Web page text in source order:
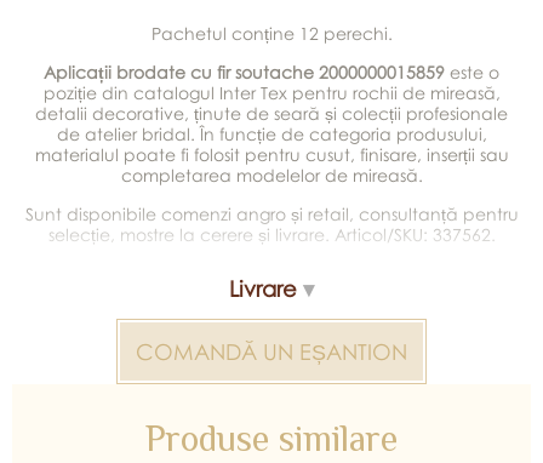
Pachetul conține 12 perechi.
Aplicații brodate cu fir soutache 2000000015859 este o
poziție din catalogul Inter Tex pentru rochii de mireasă,
detalii decorative, ținute de seară și colecții profesionale
de atelier bridal. În funcție de categoria produsului,
materialul poate fi folosit pentru cusut, finisare, inserții sau
completarea modelelor de mireasă.
Sunt disponibile comenzi angro și retail, consultanță pentru
selecție, mostre la cerere și livrare. Articol/SKU: 337562.
Livrare
COMANDĂ UN EȘANTION
Produse similare